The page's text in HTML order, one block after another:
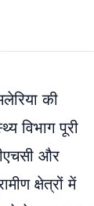
की
विभाग पूरी
और
क्षेत्रों में